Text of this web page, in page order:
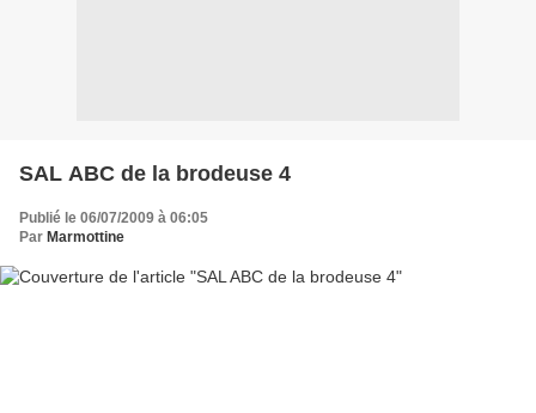
SAL ABC de la brodeuse 4
Publié le 06/07/2009 à 06:05
Par Marmottine